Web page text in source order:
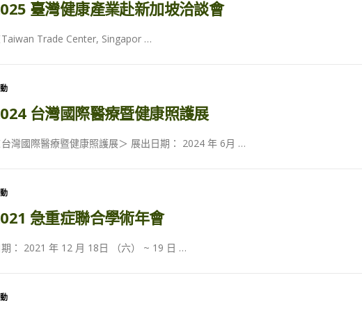
臺灣健康產業赴新加坡洽談會
Taiwan Trade Center, Singapor …
台灣國際醫療暨健康照護展
台灣國際醫療暨健康照護展＞ 展出日期： 2024 年 6月 …
急重症聯合學術年會
期： 2021 年 12 月 18日 （六） ~ 19 日 …